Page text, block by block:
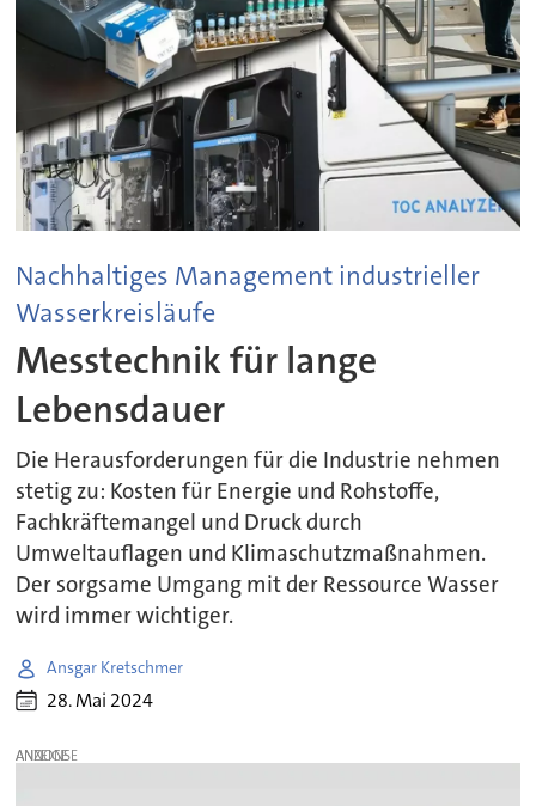
Nachhaltiges Management industrieller
Wasserkreisläufe
Messtechnik für lange
Lebensdauer
Die Herausforderungen für die Industrie nehmen
stetig zu: Kosten für Energie und Rohstoffe,
Fachkräftemangel und Druck durch
Umweltauflagen und Klimaschutzmaßnahmen.
Der sorgsame Umgang mit der Ressource Wasser
wird immer wichtiger.
Ansgar Kretschmer
28. Mai 2024
ANZEIGE